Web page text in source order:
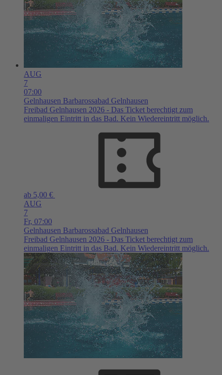
AUG
7
07:00
Gelnhausen Barbarossabad Gelnhausen
Freibad Gelnhausen 2026 - Das Ticket berechtigt zum
einmaligen Eintritt in das Bad. Kein Wiedereintritt möglich.
ab 5,00 €
AUG
7
Fr, 07:00
Gelnhausen Barbarossabad Gelnhausen
Freibad Gelnhausen 2026 - Das Ticket berechtigt zum
einmaligen Eintritt in das Bad. Kein Wiedereintritt möglich.